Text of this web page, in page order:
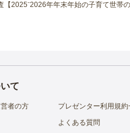
【2025⁻2026年年末年始の子育て世帯
て
者の方
プレゼンター利用規約
よくある質問